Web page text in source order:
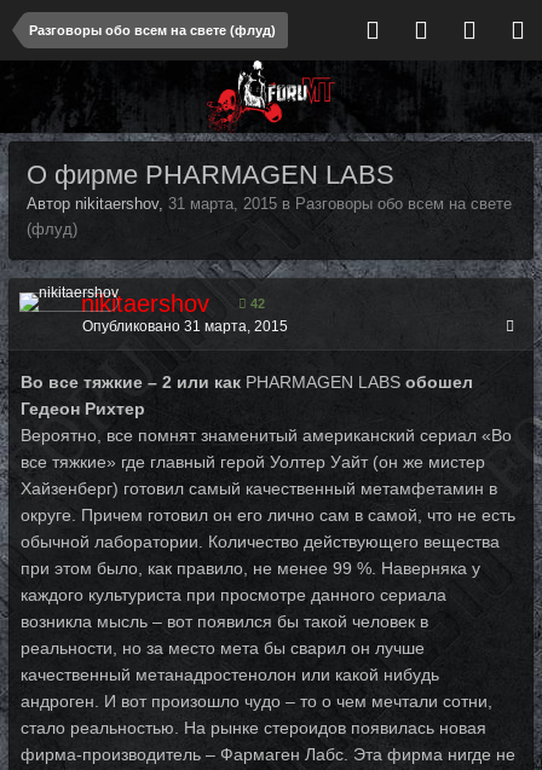
Разговоры обо всем на свете (флуд)
О фирме PHARMAGEN LABS
Автор nikitaershov, 31 марта, 2015 в Разговоры обо всем на свете
(флуд)
nikitaershov 42
Опубликовано 31 марта, 2015
Во все тяжкие – 2 или как PHARMAGEN LABS обошел
Гедеон Рихтер
Вероятно, все помнят знаменитый американский сериал «Во
все тяжкие» где главный герой Уолтер Уайт (он же мистер
Хайзенберг) готовил самый качественный метамфетамин в
округе. Причем готовил он его лично сам в самой, что не есть
обычной лаборатории. Количество действующего вещества
при этом было, как правило, не менее 99 %. Наверняка у
каждого культуриста при просмотре данного сериала
возникла мысль – вот появился бы такой человек в
реальности, но за место мета бы сварил он лучше
качественный метанадростенолон или какой нибудь
андроген. И вот произошло чудо – то о чем мечтали сотни,
стало реальностью. На рынке стероидов появилась новая
фирма-производитель – Фармаген Лабс. Эта фирма нигде не